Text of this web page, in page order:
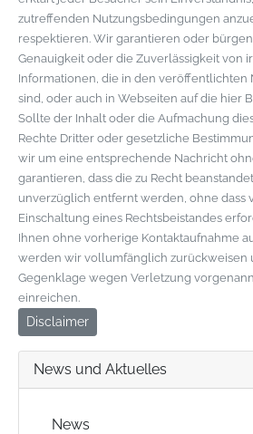
zutreffenden Nutzungsbedingungen
respektieren. Wir garantieren oder
Genauigkeit oder die Zuverlässigkeit von
Informationen, die in den veröffentlichten
sind, oder auch in Webseiten auf die hier
Sollte der Inhalt oder die Aufmachung
Rechte Dritter oder gesetzliche
wir um eine entsprechende Nachricht
garantieren, dass die zu Recht
unverzüglich entfernt werden, ohne dass
Einschaltung eines Rechtsbeistandes
Ihnen ohne vorherige Kontaktaufnahme
werden wir vollumfänglich zurückweisen
Gegenklage wegen Verletzung
einreichen.
Disclaimer
News und Aktuelles
News